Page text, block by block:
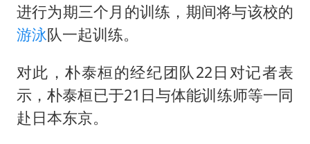
5万小车卖不动 微型代步车集体遇冷
“皋”在低处
从科技创新看开局起步的时与势
进行为期三个月的训练，期间将与该校的
游泳队一起训练。
对此，朴泰桓的经纪团队22日对记者表
示，朴泰桓已于21日与体能训练师等一同
赴日本东京。